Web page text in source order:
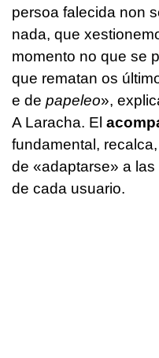
persoa falecida non
nada, que
momento no que se
que rematan os
e de papeleo»,
A Laracha. El
fundamental,
de «adaptarse» a
de cada usuario.